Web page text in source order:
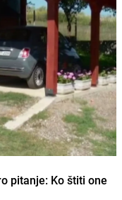
pitanje: Ko štiti one